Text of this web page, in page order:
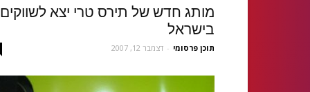
מותג חדש של תירס טרי יצא לשווקים
בישראל
תוכן פרסומי - דצמבר 12, 2007